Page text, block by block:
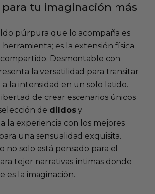
para tu imaginación más
púrpura que lo acompaña es
es la extensión física
Desmontable con
la versatilidad para transitar
la intensidad en un solo latido.
de crear escenarios únicos
de dildos y
la experiencia con los mejores
para una sensualidad exquisita.
no solo está pensado para el
tejer narrativas íntimas donde
es la imaginación.